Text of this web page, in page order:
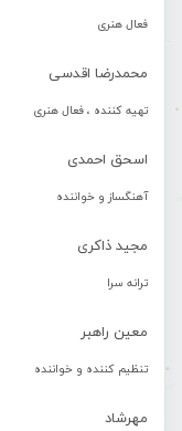
فعال هنری
محمدرضا اقدسی
تهیه کننده ، فعال هنری
اسحق احمدی
آهنگساز و خواننده
مجید ذاکری
ترانه سرا
معین راهبر
تنظیم کننده و خواننده
مهرشاد